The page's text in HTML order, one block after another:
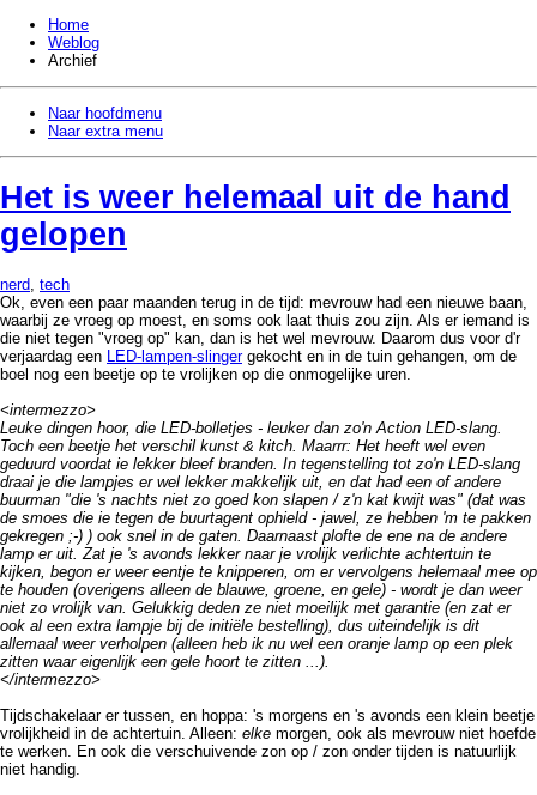
Home
Weblog
Archief
Naar hoofdmenu
Naar extra menu
Het is weer helemaal uit de hand
gelopen
nerd, tech
Ok, even een paar maanden terug in de tijd: mevrouw had een nieuwe baan,
waarbij ze vroeg op moest, en soms ook laat thuis zou zijn. Als er iemand is
die niet tegen "vroeg op" kan, dan is het wel mevrouw. Daarom dus voor d'r
verjaardag een LED-lampen-slingergekocht en in de tuin gehangen, om de
boel nog een beetje op te vrolijken op die onmogelijke uren.
<intermezzo>
Leuke dingen hoor, die LED-bolletjes - leuker dan zo'n Action LED-slang.
Toch een beetje het verschil kunst & kitch. Maarrr: Het heeft wel even
geduurd voordat ie lekker bleef branden. In tegenstelling tot zo'n LED-slang
draai je die lampjes er wel lekker makkelijk uit, en dat had een of andere
buurman "die 's nachts niet zo goed kon slapen / z'n kat kwijt was" (dat was
de smoes die ie tegen de buurtagent ophield - jawel, ze hebben 'm te pakken
gekregen ;-) ) ook snel in de gaten. Daarnaast plofte de ene na de andere
lamp er uit. Zat je 's avonds lekker naar je vrolijk verlichte achtertuin te
kijken, begon er weer eentje te knipperen, om er vervolgens helemaal mee op
te houden (overigens alleen de blauwe, groene, en gele) - wordt je dan weer
niet zo vrolijk van. Gelukkig deden ze niet moeilijk met garantie (en zat er
ook al een extra lampje bij de initiële bestelling), dus uiteindelijk is dit
allemaal weer verholpen (alleen heb ik nu wel een oranje lamp op een plek
zitten waar eigenlijk een gele hoort te zitten ...).
</intermezzo>
Tijdschakelaar er tussen, en hoppa: 's morgens en 's avonds een klein beetje
vrolijkheid in de achtertuin. Alleen: elke morgen, ook als mevrouw niet hoefde
te werken. En ook die verschuivende zon op / zon onder tijden is natuurlijk
niet handig.